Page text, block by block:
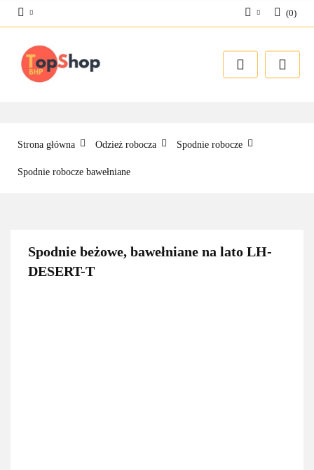
Zarejestruj się
(0)
Strona główna Odzież robocza Spodnie robocze
Spodnie robocze bawełniane
Spodnie beżowe, bawełniane na lato LH-
DESERT-T